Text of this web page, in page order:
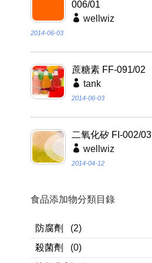
006/01
wellwiz
2014-06-03
蔗糖素 FF-091/02
tank
2014-06-03
二氧化矽 FI-002/03
wellwiz
2014-04-12
食品添加物分類目錄
防腐劑
(2)
殺菌劑
(0)